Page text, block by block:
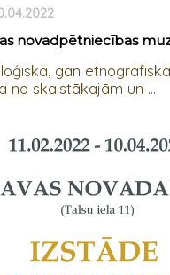
novadpētniecības
gan
no skaistākajām un ...